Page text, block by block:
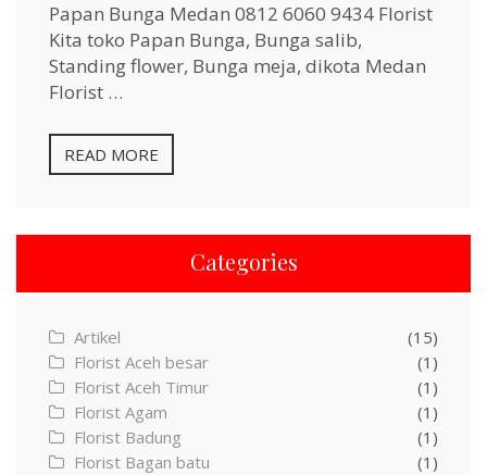
Papan Bunga Medan 0812 6060 9434 Florist
Kita toko Papan Bunga, Bunga salib,
Standing flower, Bunga meja, dikota Medan
Florist …
READ MORE
Categories
Artikel
(15)
Florist Aceh besar
(1)
Florist Aceh Timur
(1)
Florist Agam
(1)
Florist Badung
(1)
Florist Bagan batu
(1)